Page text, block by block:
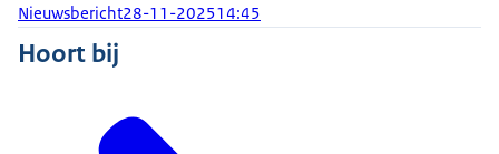
Nieuwsbericht28-11-202514:45
Hoort bij